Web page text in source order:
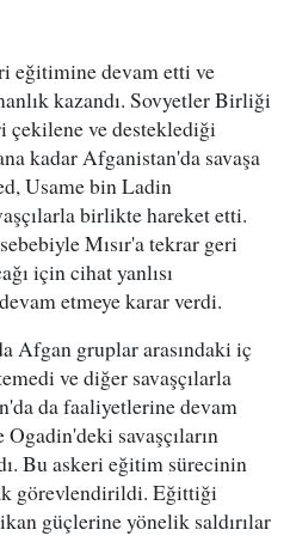
eğitimine devam etti ve
kazandı. Sovyetler Birliği
çekilene ve desteklediği
kadar Afganistan'da savaşa
Usame bin Ladin
birlikte hareket etti.
Mısır'a tekrar geri
için cihat yanlısı
etmeye karar verdi.
Afgan gruplar arasındaki iç
ve diğer savaşçılarla
da faaliyetlerine devam
savaşçıların
Bu askeri eğitim sürecinin
görevlendirildi. Eğittiği
güçlerine yönelik saldırılar